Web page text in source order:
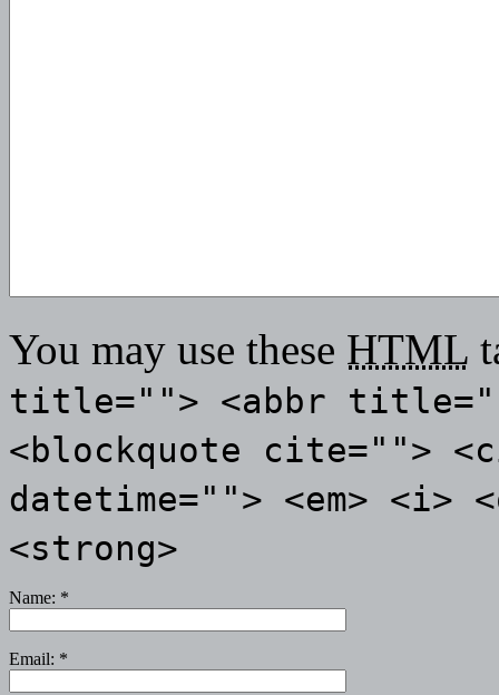
You may use these HTML
title=""> <abbr
<blockquote cite="">
datetime=""> <em> <i>
<strong>
Name: *
Email: *